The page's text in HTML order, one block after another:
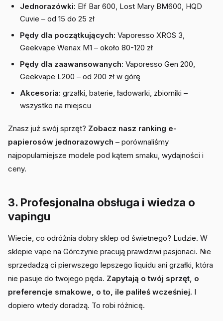
Jednorazówki: Elf Bar 600, Lost Mary BM600, HQD
Cuvie – od 15 do 25 zł
Pędy dla początkujących: Vaporesso XROS 3,
Geekvape Wenax M1 – około 80-120 zł
Pędy dla zaawansowanych: Vaporesso Gen 200,
Geekvape L200 – od 200 zł w górę
Akcesoria: grzałki, baterie, ładowarki, zbiorniki –
wszystko na miejscu
Znasz już swój sprzęt? Zobacz nasz ranking e-
papierosów jednorazowych – porównaliśmy
najpopularniejsze modele pod kątem smaku, wydajności i
ceny.
3. Profesjonalna obsługa i wiedza o
vapingu
Wiecie, co odróżnia dobry sklep od świetnego? Ludzie. W
sklepie vape na Górczynie pracują prawdziwi pasjonaci. Nie
sprzedadzą ci pierwszego lepszego liquidu ani grzałki, która
nie pasuje do twojego pęda. Zapytają o twój sprzęt, o
preferencje smakowe, o to, ile paliłeś wcześniej. I
dopiero wtedy doradzą. To robi różnicę.